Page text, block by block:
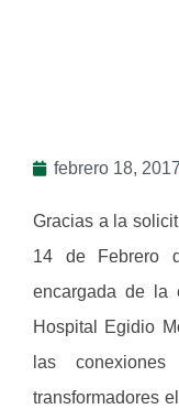
febrero 18, 2017
Gracias a la
14 de Febrero
encargada de la
Hospital Egidio
las
transformadores